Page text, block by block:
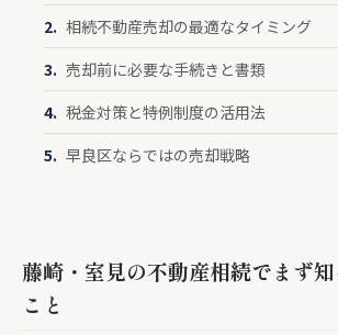
相続不動産売却の最適なタイミング
売却前に必要な手続きと書類
税金対策と特例制度の活用法
早良区ならではの売却戦略
藤崎・室見の不動産相続でまず
こと